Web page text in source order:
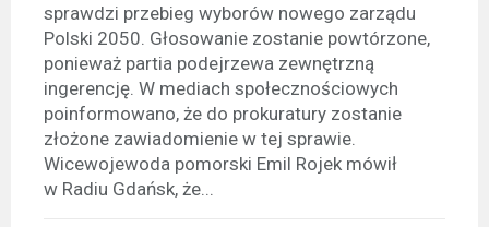
sprawdzi przebieg wyborów nowego zarządu
Polski 2050. Głosowanie zostanie powtórzone,
ponieważ partia podejrzewa zewnętrzną
ingerencję. W mediach społecznościowych
poinformowano, że do prokuratury zostanie
złożone zawiadomienie w tej sprawie.
Wicewojewoda pomorski Emil Rojek mówił
w Radiu Gdańsk, że...